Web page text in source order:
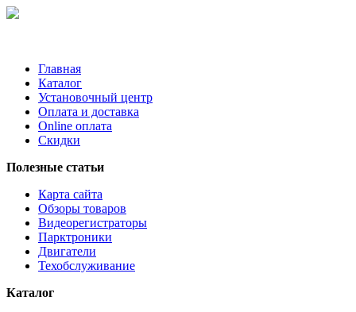
Главная
Каталог
Установочный центр
Оплата и доставка
Online оплата
Скидки
Полезные статьи
Карта сайта
Обзоры товаров
Видеорегистраторы
Парктроники
Двигатели
Техобслуживание
Каталог